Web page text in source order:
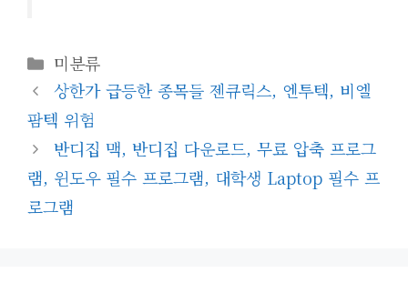
카
테
고
리
미분류
상한가 급등한 종목들 젠큐릭스, 엔투텍, 비엘
팜텍 위험
반디집 맥, 반디집 다운로드, 무료 압축 프로그
램, 윈도우 필수 프로그램, 대학생 Laptop 필수 프
로그램